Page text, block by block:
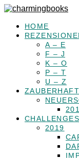
HOME
A – E
F – J
K – O
P – T
U – Z
CHALLENGES
2019